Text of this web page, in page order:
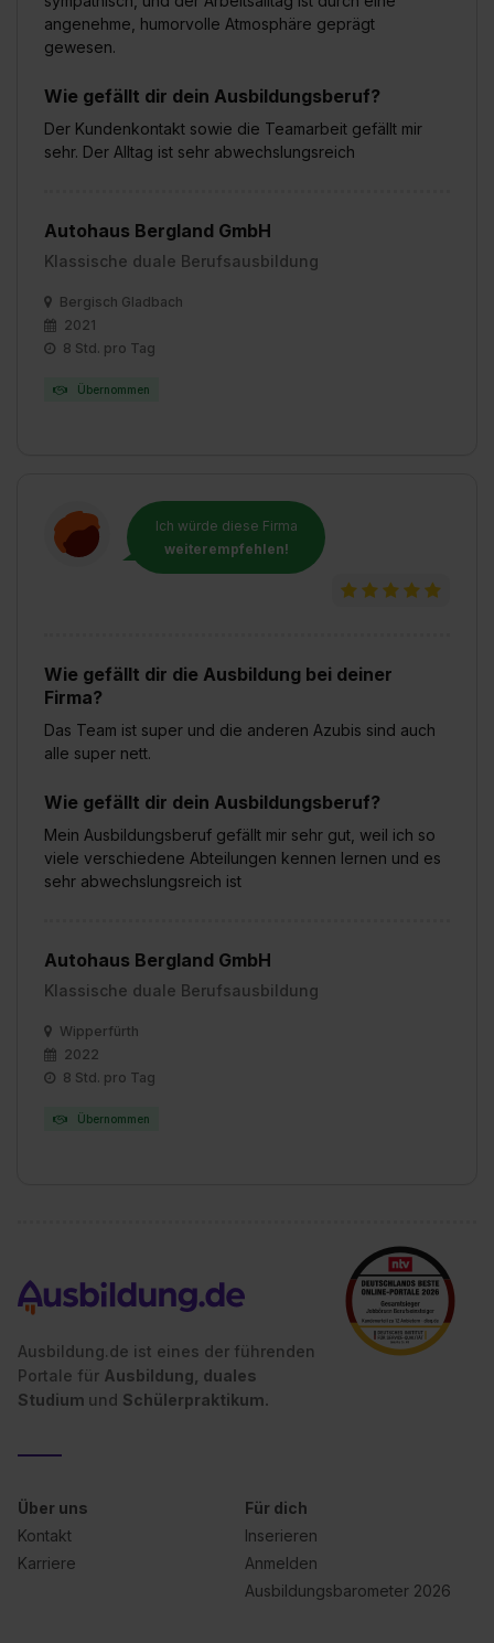
angenehme, humorvolle Atmosphäre geprägt
gewesen.
Wie gefällt dir dein Ausbildungsberuf?
Der Kundenkontakt sowie die Teamarbeit gefällt mir
sehr. Der Alltag ist sehr abwechslungsreich
Autohaus Bergland GmbH
Klassische duale Berufsausbildung
Bergisch Gladbach
2021
8 Std. pro Tag
Übernommen
Ich würde diese Firma
weiterempfehlen!
Wie gefällt dir die Ausbildung bei deiner
Firma?
Das Team ist super und die anderen Azubis sind auch
alle super nett.
Wie gefällt dir dein Ausbildungsberuf?
Mein Ausbildungsberuf gefällt mir sehr gut, weil ich so
viele verschiedene Abteilungen kennen lernen und es
sehr abwechslungsreich ist
Autohaus Bergland GmbH
Klassische duale Berufsausbildung
Wipperfürth
2022
8 Std. pro Tag
Übernommen
Ausbildung.de ist eines der führenden
Portale für Ausbildung, duales
Studium und Schülerpraktikum.
Über uns
Kontakt
Karriere
Für dich
Inserieren
Anmelden
Ausbildungsbarometer 2026